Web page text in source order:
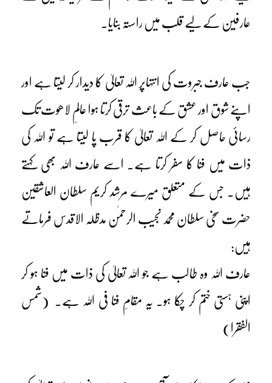
عارفین کے لیے قلب میں راستہ بنایا۔
جب عارف جبروت کی انتہاپر اللہ تعالیٰ کا دیدار کر لیتا ہے اور
اپنے شوق اور عشق کے باعث ترقی کرتا ہوا عالمِ لاھوت تک
رسائی حاصل کر کے اللہ تعالیٰ کا قرب پا لیتا ہے تو اللہ کی
ذات میں فنا کا سفر کرتا ہے۔ اسے عارف اللہ بھی کہتے
ہیں۔ جس کے متعلق میرے مرشد کریم سلطان العاشقین
حضرت سخی سلطان محمد نجیب الرحمٰن مدظلہ الاقدس فرماتے
ہیں:
عارف اللہ وہ طالب ہے جو اللہ تعالیٰ کی ذات میں فنا ہو کر
اپنی ہستی ختم کر چکا ہو۔ یہ مقامِ فنا فی اللہ ہے۔ (شمس
الفقرا)